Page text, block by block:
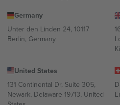
Germany
Unter den Linden 24, 10117
Berlin, Germany
United States
131 Continental Dr, Suite 305,
Newark, Delaware 19713, United